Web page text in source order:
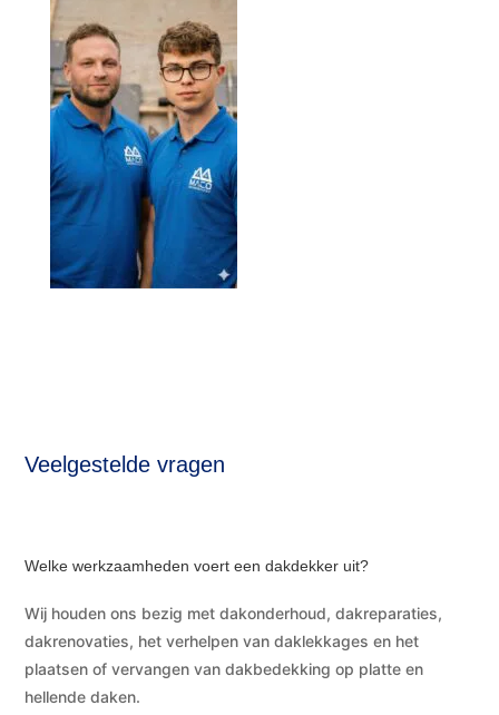
Veelgestelde vragen
Welke werkzaamheden voert een dakdekker uit?
Wij houden ons bezig met dakonderhoud, dakreparaties,
dakrenovaties, het verhelpen van daklekkages en het
plaatsen of vervangen van dakbedekking op platte en
hellende daken.